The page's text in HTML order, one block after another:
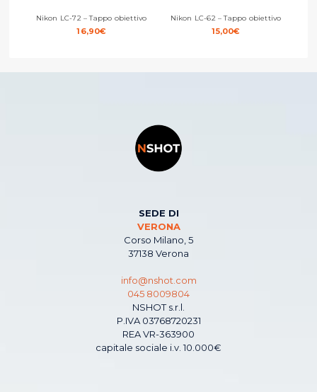
Nikon LC-72 – Tappo obiettivo
16,90€
Nikon LC-62 – Tappo obiettivo
15,00€
SEDE DI
VERONA
Corso Milano, 5
37138 Verona
info@nshot.com
045 8009804
NSHOT s.r.l.
P.IVA 03768720231
REA VR-363900
capitale sociale i.v. 10.000€